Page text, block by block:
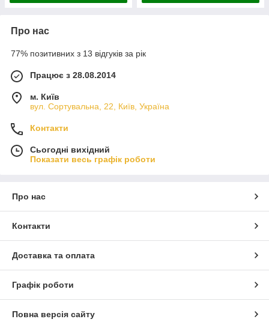
Про нас
77% позитивних з 13 відгуків за рік
Працює з 28.08.2014
м. Київ
вул. Сортувальна, 22, Київ, Україна
Контакти
Сьогодні вихідний
Показати весь графік роботи
Про нас
Контакти
Доставка та оплата
Графік роботи
Повна версія сайту